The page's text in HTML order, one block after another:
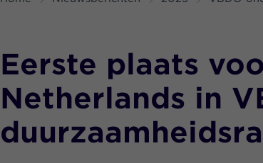
Eerste plaats
Netherlands in